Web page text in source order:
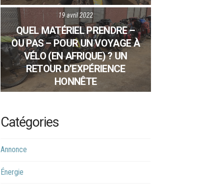
19 avril 2022
QUEL MATÉRIEL PRENDRE –
OU PAS – POUR UN VOYAGE À
VÉLO (EN AFRIQUE) ? UN
RETOUR D’EXPÉRIENCE
HONNÊTE
Catégories
Annonce
Énergie